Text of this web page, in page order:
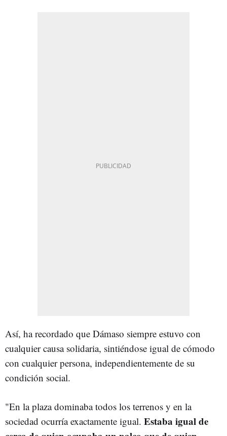
Así, ha recordado que Dámaso siempre estuvo con
cualquier causa solidaria, sintiéndose igual de cómodo
con cualquier persona, independientemente de su
condición social.
"En la plaza dominaba todos los terrenos y en la
sociedad ocurría exactamente igual. Estaba igual de